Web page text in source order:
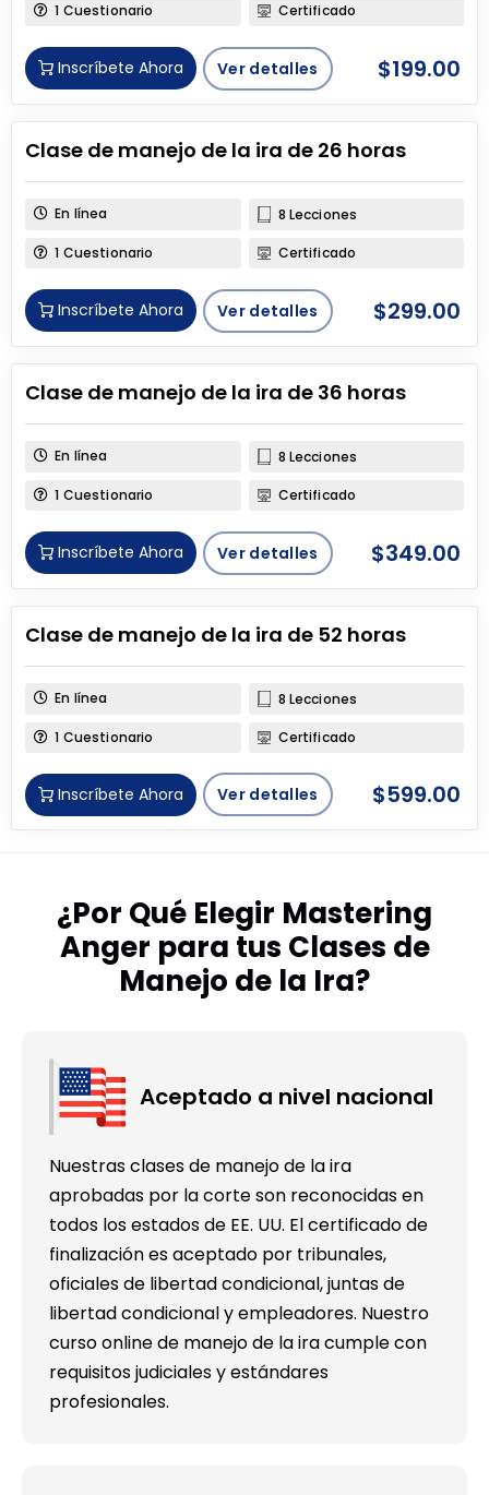
1 Cuestionario Certificado
$199.00
Inscríbete Ahora Ver detalles
Clase de manejo de la ira de 26 horas
En línea 8 Lecciones
1 Cuestionario Certificado
$299.00
Inscríbete Ahora Ver detalles
Clase de manejo de la ira de 36 horas
En línea 8 Lecciones
1 Cuestionario Certificado
$349.00
Inscríbete Ahora Ver detalles
Clase de manejo de la ira de 52 horas
En línea 8 Lecciones
1 Cuestionario Certificado
$599.00
Inscríbete Ahora Ver detalles
¿Por Qué Elegir Mastering
Anger para tus Clases de
Manejo de la Ira?
Aceptado a nivel nacional
Nuestras clases de manejo de la ira
aprobadas por la corte son reconocidas en
todos los estados de EE. UU. El certificado de
finalización es aceptado por tribunales,
oficiales de libertad condicional, juntas de
libertad condicional y empleadores. Nuestro
curso online de manejo de la ira cumple con
requisitos judiciales y estándares
profesionales.